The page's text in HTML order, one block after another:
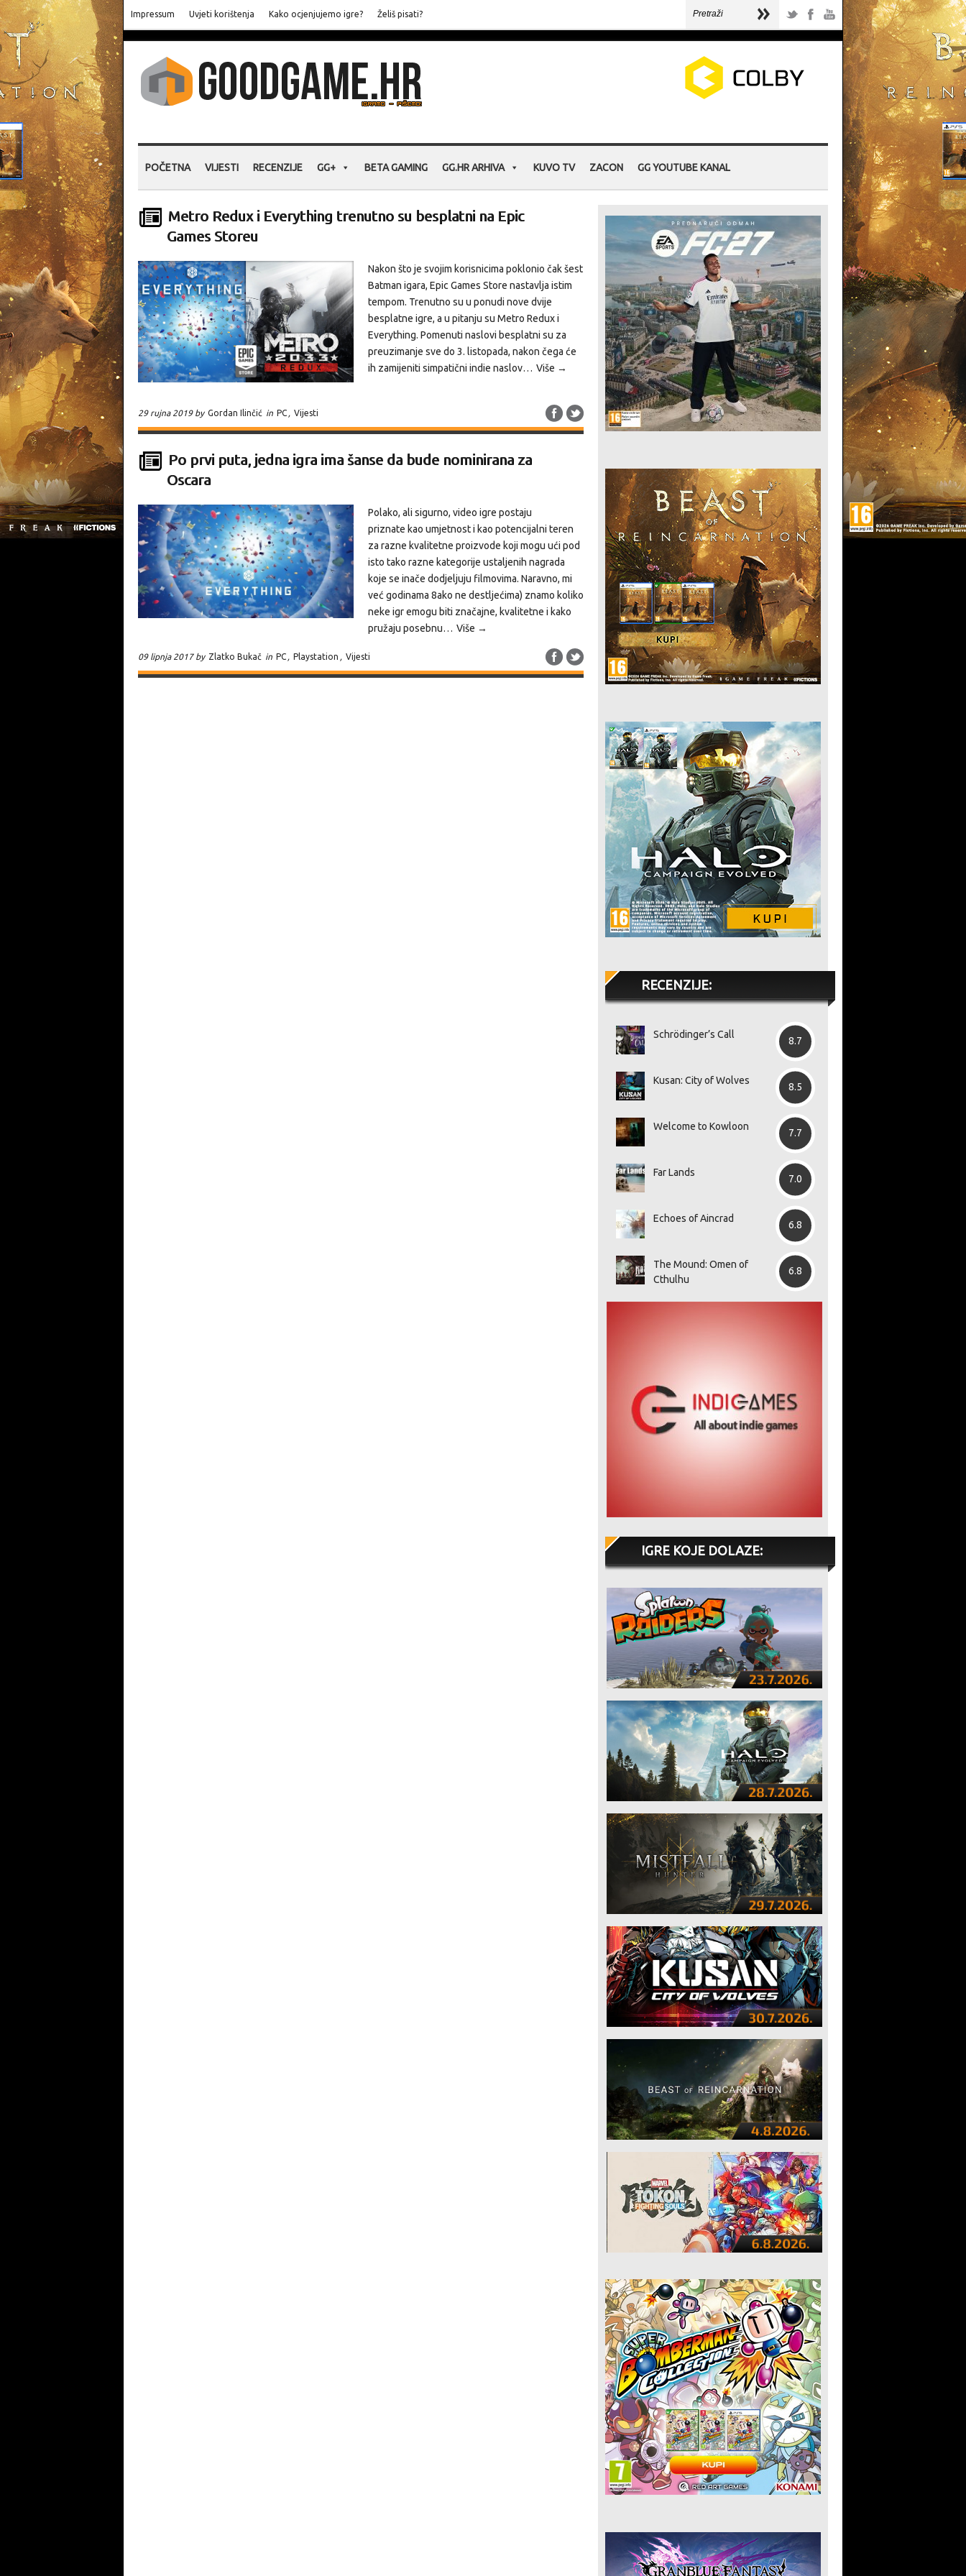
Impressum Uvjeti korištenja Kako ocjenjujemo igre? Želiš pisati?
POČETNA VIJESTI RECENZIJE GG+ BETA GAMING GG.HR ARHIVA KUVO TV ZACON GG YOUTUBE KANAL
Metro Redux i Everything trenutno su besplatni na Epic
Games Storeu
Nakon što je svojim korisnicima poklonio čak šest
Batman igara, Epic Games Store nastavlja istim
tempom. Trenutno su u ponudi nove dvije
besplatne igre, a u pitanju su Metro Redux i
Everything. Pomenuti naslovi besplatni su za
preuzimanje sve do 3. listopada, nakon čega će
ih zamijeniti simpatični indie naslov… Više →
29 rujna 2019 by Gordan Ilinčić in PC , Vijesti
Po prvi puta, jedna igra ima šanse da bude nominirana za
Oscara
Polako, ali sigurno, video igre postaju
priznate kao umjetnost i kao potencijalni teren
za razne kvalitetne proizvode koji mogu ući pod
isto tako razne kategorije ustaljenih nagrada
koje se inače dodjeljuju filmovima. Naravno, mi
već godinama 8ako ne destljećima) znamo koliko
neke igr emogu biti značajne, kvalitetne i kako
pružaju posebnu… Više →
09 lipnja 2017 by Zlatko Bukač in PC , Playstation , Vijesti
RECENZIJE:
Schrödinger’s Call
8.7
Kusan: City of Wolves
8.5
Welcome to Kowloon
7.7
Far Lands
7.0
Echoes of Aincrad
6.8
The Mound: Omen of
Cthulhu
6.8
IGRE KOJE DOLAZE: